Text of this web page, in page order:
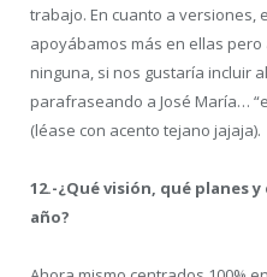
trabajo. En cuanto a versiones,
apoyábamos más en ellas
ninguna, si nos gustaría incluir
parafraseando a José María…
(léase con acento tejano jajaja).
12.-¿Qué visión, qué planes
año?